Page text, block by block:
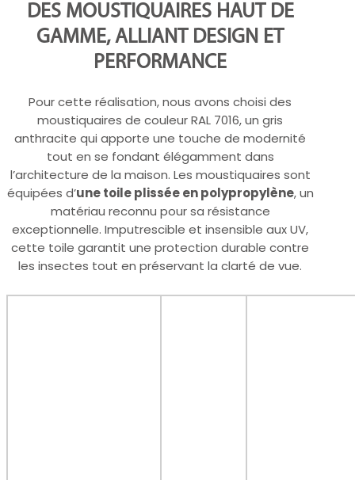
DES MOUSTIQUAIRES HAUT DE
GAMME, ALLIANT DESIGN ET
PERFORMANCE
Pour cette réalisation, nous avons choisi des
moustiquaires de couleur RAL 7016, un gris
anthracite qui apporte une touche de modernité
tout en se fondant élégamment dans
l’architecture de la maison. Les moustiquaires sont
équipées d’une toile plissée en polypropylène, un
matériau reconnu pour sa résistance
exceptionnelle. Imputrescible et insensible aux UV,
cette toile garantit une protection durable contre
les insectes tout en préservant la clarté de vue.